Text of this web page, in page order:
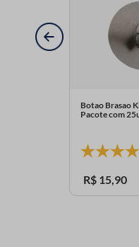
Botao Brasao
Pacote com
R$ 15,90